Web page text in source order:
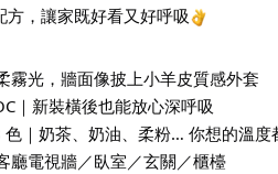
，讓家既好看又好呼吸
霧光，牆面像披上小羊皮質感外套
｜新裝橫後也能放心深呼吸
｜奶茶、奶油、柔粉… 你想的溫度
廳電視牆／臥室／玄關／櫃檯